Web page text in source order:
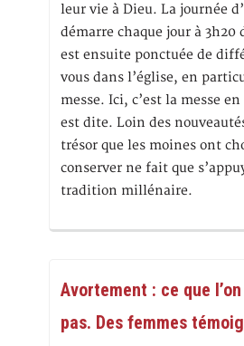
leur vie à Dieu. La journée
démarre chaque jour à
est ensuite ponctuée de
vous dans l’église, en
messe. Ici, c’est la messe
est dite. Loin des
trésor que les moines ont
conserver ne fait que
tradition millénaire.
Avortement : ce que
pas. Des femmes